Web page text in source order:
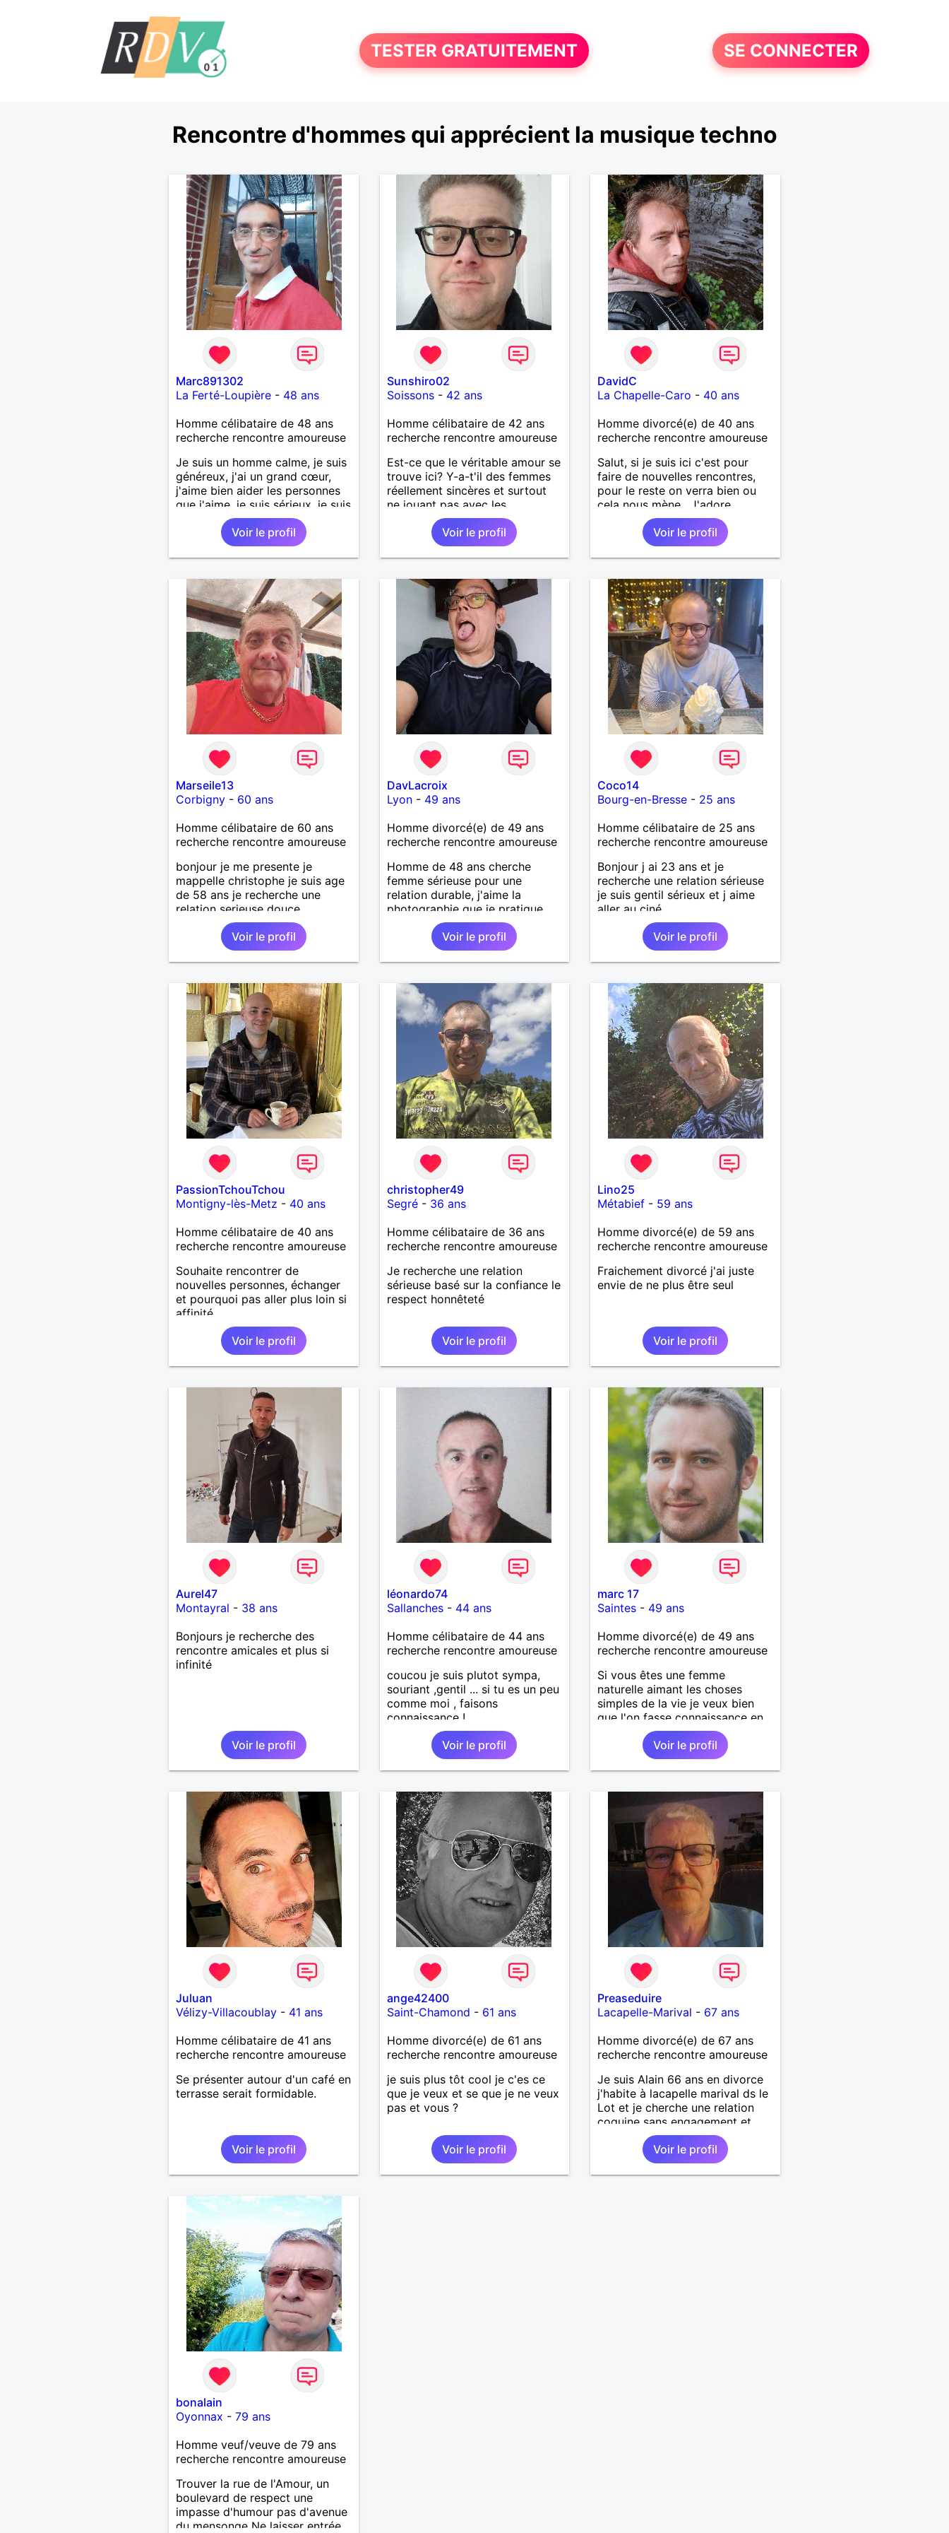
TESTER GRATUITEMENT SE CONNECTER
Rencontre d'hommes qui apprécient la musique techno
Marc891302
La Ferté-Loupière- 48 ans
Homme célibataire de 48 ans
recherche rencontre amoureuse
Je suis un homme calme, je suis
généreux, j'ai un grand cœur,
j'aime bien aider les personnes
que j'aime, je suis sérieux, je suis
sincère, je suis honnête, j'aime
pas qu'on joue avec moi et
j'aime pas les mensonges. Je
cherche une relation amoureuse
Voir le profil
Sunshiro02
Soissons- 42 ans
Homme célibataire de 42 ans
recherche rencontre amoureuse
Est-ce que le véritable amour se
trouve ici? Y-a-t'il des femmes
réellement sincères et surtout
ne jouant pas avec les
sentiments des hommes? Etant
un homme protecteur et
bienveillant, je veux continuer
d'y croire et pouvoir enfin
désir temps. Faux profil,
profiteuse et autres joyeuseté
passer votre chemin, vous ne
m'intéressez pas du tout!
Voir le profil
DavidC
La Chapelle-Caro - 40 ans
Homme divorcé(e) de 40 ans
recherche rencontre amoureuse
Salut, si je suis ici c'est pour
faire de nouvelles rencontres,
pour le reste on verra bien ou
cela nous mène . J'adore
découvrir de nouvelles choses ,
alors si vous voulez m'initier à
l'une de vos activités je suis
partant.
Voir le profil
Marseile13
Corbigny- 60 ans
Homme célibataire de 60 ans
recherche rencontre amoureuse
bonjour je me presente je
mappelle christophe je suis age
de 58 ans je recherche une
relation serieuse douce
attentionné et honnête je n'aime
pas les mensonges et les
cachotteries je suis un homme
sensible doux câlin et franc. PS
fans de l'équipe de l'OM je suis
du département de la Nièvre 58
Voir le profil
DavLacroix
Lyon- 49 ans
Homme divorcé(e) de 49 ans
recherche rencontre amoureuse
Homme de 48 ans cherche
femme sérieuse pour une
relation durable, j'aime la
photographie que je pratique,
mais l'art en général, j'aime
bricoler, marcher, resto, ciné,
mais aussi passer des moments
calme devant un bon film ou une
reste est à découvrir.
Voir le profil
Coco14
Bourg-en-Bresse - 25 ans
Homme célibataire de 25 ans
recherche rencontre amoureuse
Bonjour j ai 23 ans et je
recherche une relation sérieuse
je suis gentil sérieux et j aime
aller au ciné....
Voir le profil
PassionTchouTchou
Montigny-lès-Metz - 40 ans
Homme célibataire de 40 ans
recherche rencontre amoureuse
Souhaite rencontrer de
nouvelles personnes, échanger
et pourquoi pas aller plus loin si
affinité...
Voir le profil
christopher49
Segré- 36 ans
Homme célibataire de 36 ans
recherche rencontre amoureuse
Je recherche une relation
sérieuse basé sur la confiance le
respect honnêteté
Voir le profil
Lino25
Métabief - 59 ans
Homme divorcé(e) de 59 ans
recherche rencontre amoureuse
Fraichement divorcé j'ai juste
envie de ne plus être seul
Voir le profil
Aurel47
Montayral - 38 ans
Bonjours je recherche des
rencontre amicales et plus si
infinité
Voir le profil
léonardo74
Sallanches- 44 ans
Homme célibataire de 44 ans
recherche rencontre amoureuse
coucou je suis plutot sympa,
souriant ,gentil ... si tu es un peu
comme moi , faisons
connaissance !
Voir le profil
marc 17
Saintes - 49 ans
Homme divorcé(e) de 49 ans
recherche rencontre amoureuse
Si vous êtes une femme
naturelle aimant les choses
simples de la vie je veux bien
que l'on fasse connaissance en
espérant que le destin soit
sympa avec nous !
Voir le profil
Juluan
Vélizy-Villacoublay- 41 ans
Homme célibataire de 41 ans
recherche rencontre amoureuse
Se présenter autour d'un café en
terrasse serait formidable.
Voir le profil
ange42400
Saint-Chamond - 61 ans
Homme divorcé(e) de 61 ans
recherche rencontre amoureuse
je suis plus tôt cool je c'es ce
que je veux et se que je ne veux
pas et vous ?
Voir le profil
Preaseduire
Lacapelle-Marival - 67 ans
Homme divorcé(e) de 67 ans
recherche rencontre amoureuse
Je suis Alain 66 ans en divorce
j'habite à lacapelle marival ds le
Lot et je cherche une relation
coquine sans engagement et
sans prise de tête, qui peut
mener vers une relation sérieuse
mais il me faut une personne
avec une bonne libido et qui
Voir le profil
bonalain
Oyonnax - 79 ans
Homme veuf/veuve de 79 ans
recherche rencontre amoureuse
Trouver la rue de l'Amour, un
boulevard de respect une
impasse d'humour pas d'avenue
du mensonge Ne laisser entrée